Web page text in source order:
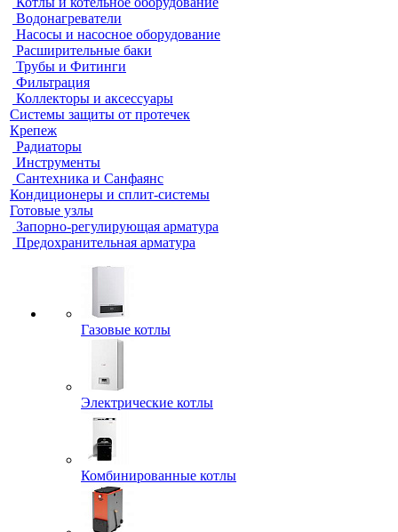
Водонагреватели
Насосы и насосное оборудование
Расширительные баки
Трубы и Фитинги
Фильтрация
Коллекторы и аксессуары
Системы защиты от протечек
Крепеж
Радиаторы
Инструменты
Сантехника и Санфаянс
Кондиционеры и сплит-системы
Готовые узлы
Запорно-регулирующая арматура
Предохранительная арматура
Газовые котлы
Электрические котлы
Комбинированные котлы